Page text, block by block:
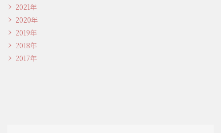
2021年
2020年
2019年
2018年
2017年